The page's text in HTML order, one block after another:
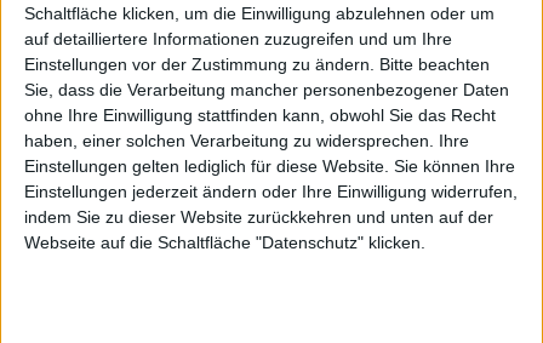
Schaltfläche klicken, um die Einwilligung abzulehnen oder um
auf detailliertere Informationen zuzugreifen und um Ihre
Einstellungen vor der Zustimmung zu ändern.
Bitte beachten
Sie, dass die Verarbeitung mancher personenbezogener Daten
ohne Ihre Einwilligung stattfinden kann, obwohl Sie das Recht
haben, einer solchen Verarbeitung zu widersprechen. Ihre
Einstellungen gelten lediglich für diese Website. Sie können Ihre
Einstellungen jederzeit ändern oder Ihre Einwilligung widerrufen,
indem Sie zu dieser Website zurückkehren und unten auf der
Webseite auf die Schaltfläche "Datenschutz" klicken.
Advanced Profile